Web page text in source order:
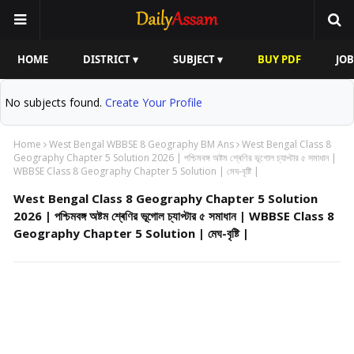
HOME DISTRICT ▾ SUBJECT ▾ BUY PDF
No subjects found. Create Your Profile
Home West Bengal WBBSE 8 Geography BM Ans West Bengal Class 8
Geography Chapter 5 Solution 2026 | পশ্চিমবঙ্গ অষ্টম শ্ৰেণির ভূগোল চ্যাপ্টার ৫ সমাধান |
WBBSE Class 8 Geography Chapter 5 Solution | মেঘ-বৃষ্টি |
West Bengal Class 8 Geography Chapter 5 Solution
2026 | পশ্চিমবঙ্গ অষ্টম শ্ৰেণির ভূগোল চ্যাপ্টার ৫ সমাধান | WBBSE Class 8
Geography Chapter 5 Solution | মেঘ-বৃষ্টি |